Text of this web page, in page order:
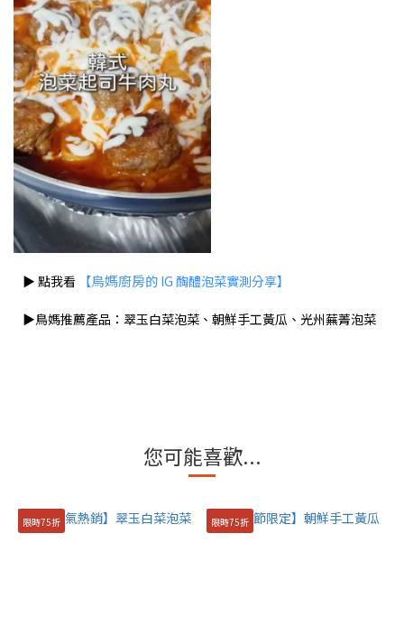
▶ 點我看 【鳥媽廚房的 IG 醄醴泡菜實測分享】
▶鳥媽推薦產品：翠玉白菜泡菜、朝鮮手工黃瓜、光州蕪菁泡菜
您可能喜歡...
限時75折 限時75折